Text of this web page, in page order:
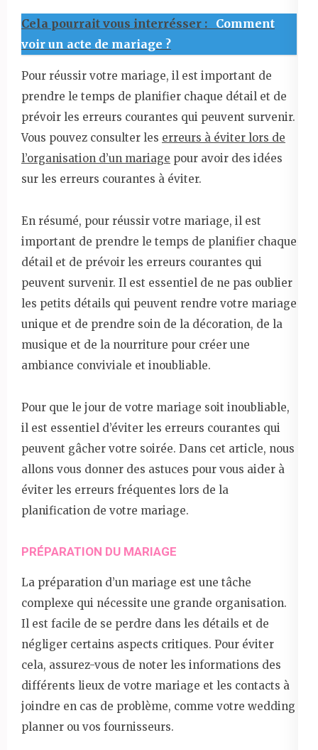
Cela pourrait vous interrésser :
Comment
voir un acte de mariage ?
Pour réussir votre mariage, il est important de
prendre le temps de planifier chaque détail et de
prévoir les erreurs courantes qui peuvent survenir.
Vous pouvez consulter les erreurs à éviter lors de
l’organisation d’un mariage pour avoir des idées
sur les erreurs courantes à éviter.
En résumé, pour réussir votre mariage, il est
important de prendre le temps de planifier chaque
détail et de prévoir les erreurs courantes qui
peuvent survenir. Il est essentiel de ne pas oublier
les petits détails qui peuvent rendre votre mariage
unique et de prendre soin de la décoration, de la
musique et de la nourriture pour créer une
ambiance conviviale et inoubliable.
Pour que le jour de votre mariage soit inoubliable,
il est essentiel d’éviter les erreurs courantes qui
peuvent gâcher votre soirée. Dans cet article, nous
allons vous donner des astuces pour vous aider à
éviter les erreurs fréquentes lors de la
planification de votre mariage.
PRÉPARATION DU MARIAGE
La préparation d’un mariage est une tâche
complexe qui nécessite une grande organisation.
Il est facile de se perdre dans les détails et de
négliger certains aspects critiques. Pour éviter
cela, assurez-vous de noter les informations des
différents lieux de votre mariage et les contacts à
joindre en cas de problème, comme votre wedding
planner ou vos fournisseurs.